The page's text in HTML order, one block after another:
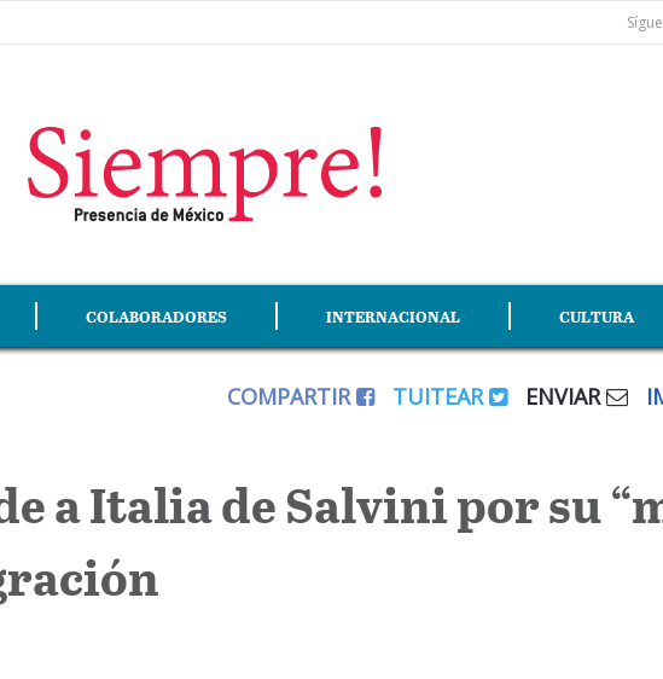
COLABORADORES INTERNACIONAL CULTURA
COMPARTIR TUITEAR ENVIAR
a Italia de Salvini por su